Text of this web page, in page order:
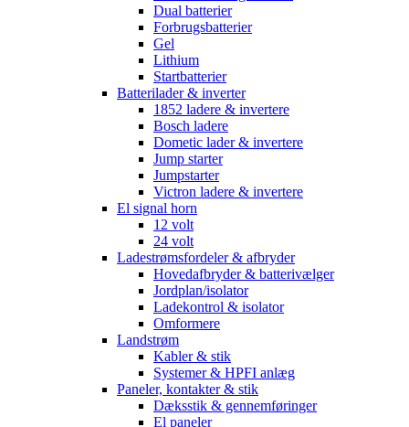
Dual batterier
Forbrugsbatterier
Gel
Lithium
Startbatterier
Batterilader & inverter
1852 ladere & invertere
Bosch ladere
Dometic lader & invertere
Jump starter
Jumpstarter
Victron ladere & invertere
El signal horn
12 volt
24 volt
Ladestrømsfordeler & afbryder
Hovedafbryder & batterivælger
Jordplan/isolator
Ladekontrol & isolator
Omformere
Landstrøm
Kabler & stik
Systemer & HPFI anlæg
Paneler, kontakter & stik
Dæksstik & gennemføringer
El paneler